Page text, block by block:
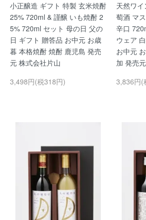
小正醸造 ギフト 特製 玄米焼酎
25% 720ml & 謹醸 いも焼酎 2
5% 720ml セット 母の日 父の
日 ギフト 贈答品 お中元 お歳
暮 本格焼酎 焼酎 鹿児島 発売
元 株式会社片山
3,498円(税318円)
天然ワ
萄酒 マ
辛口
ウェア
お中元
加 発売
3,836円(